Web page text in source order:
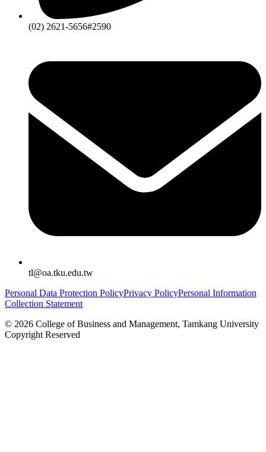
(02) 2621-5656#2590
tl@oa.tku.edu.tw
Personal Data Protection PolicyPrivacy PolicyPersonal Information
Collection Statement
© 2026 College of Business and Management, Tamkang University
Copyright Reserved